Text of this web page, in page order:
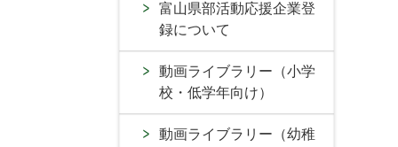
富山県部活動応援企業登
録について
動画ライブラリー（小学
校・低学年向け）
動画ライブラリー（幼稚